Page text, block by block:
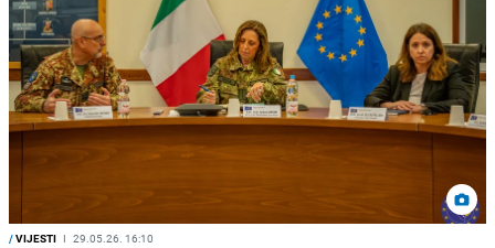
/VIJESTI I 29.05.26. 16:10